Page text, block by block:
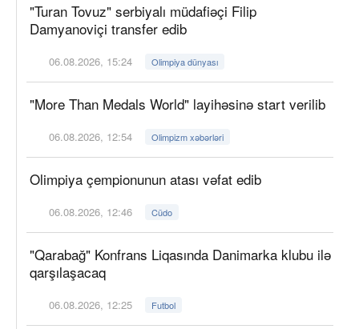
"Turan Tovuz" serbiyalı müdafiəçi Filip
Damyanoviçi transfer edib
06.08.2026, 15:24 Olimpiya dünyası
"More Than Medals World" layihəsinə start verilib
06.08.2026, 12:54 Olimpizm xəbərləri
Olimpiya çempionunun atası vəfat edib
06.08.2026, 12:46 Cüdo
"Qarabağ" Konfrans Liqasında Danimarka klubu ilə
qarşılaşacaq
06.08.2026, 12:25 Futbol